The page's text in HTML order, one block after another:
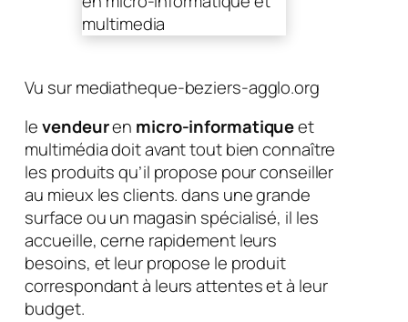
Vu sur mediatheque-beziers-agglo.org
levendeuren micro-informatiqueet
multimédia doit avant tout bien connaître
les produits qu’il propose pour conseiller
au mieux les clients. dans une grande
surface ou un magasin spécialisé, il les
accueille, cerne rapidement leurs
besoins, et leur propose le produit
correspondant à leurs attentes et à leur
budget.